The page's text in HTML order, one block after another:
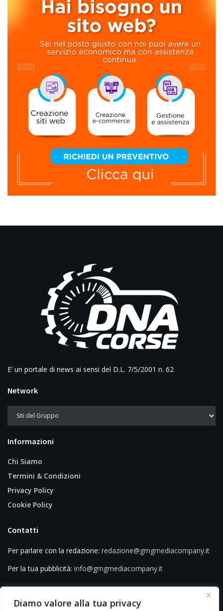
Diamo valore alla tua privacy
E’ un portale di news ai sensi del D.L. 7/5/2001 n. 62
Network
Informazioni
Chi Siamo
Termini & Condizioni
Privacy Policy
Cookie Policy
Contatti
Per parlare con la redazione: redazione@gmgmediacompany.it
Per la tua pubblicità: info@gmgmediacompany.it